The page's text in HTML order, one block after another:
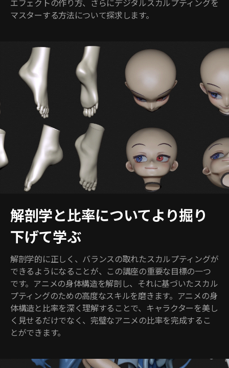
マスターする方法について探求します。
解剖学と比率についてより掘り
下げて学ぶ
解剖学的に正しく、バランスの取れたスカルプティングが
できるようになることが、この講座の重要な目標の一つ
です。アニメの身体構造を解剖し、それに基づいたスカル
プティングのための高度なスキルを磨きます。アニメの身
体構造と比率を深く理解することで、キャラクターを美し
く見せるだけでなく、完璧なアニメの比率を完成するこ
とができます。